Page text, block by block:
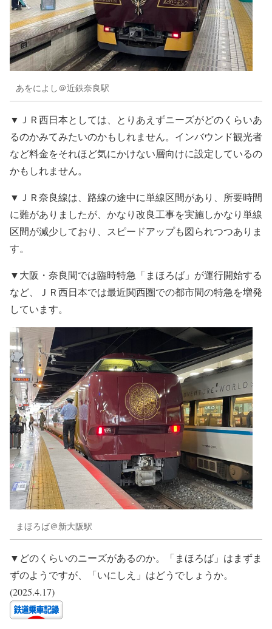
あをによし＠近鉄奈良駅
▼ＪＲ西日本としては、とりあえずニーズがどのくらいあ
るのかみてみたいのかもしれません。インバウンド観光者
など料金をそれほど気にかけない層向けに設定しているの
かもしれません。
▼ＪＲ奈良線は、路線の途中に単線区間があり、所要時間
に難がありましたが、かなり改良工事を実施しかなり単線
区間が減少しており、スピードアップも図られつつありま
す。
▼大阪・奈良間では臨時特急「まほろば」が運行開始する
など、ＪＲ西日本では最近関西圏での都市間の特急を増発
しています。
まほろば＠新大阪駅
▼どのくらいのニーズがあるのか。「まほろば」はまずま
ずのようですが、「いにしえ」はどうでしょうか。
(2025.4.17)